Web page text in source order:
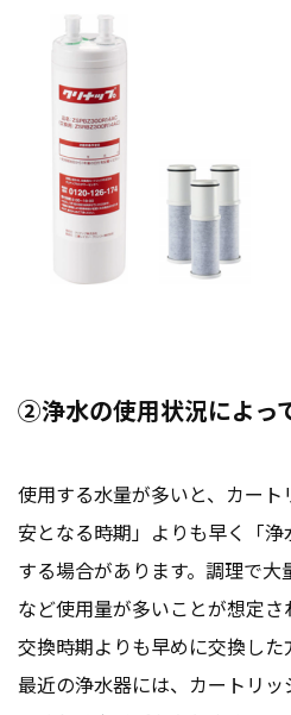
②浄水の使用状況によっ
使用する水量が多いと、カー
安となる時期」よりも早く「
する場合があります。調理で
など使用量が多いことが想定
交換時期よりも早めに交換した
最近の浄水器には、カートリ